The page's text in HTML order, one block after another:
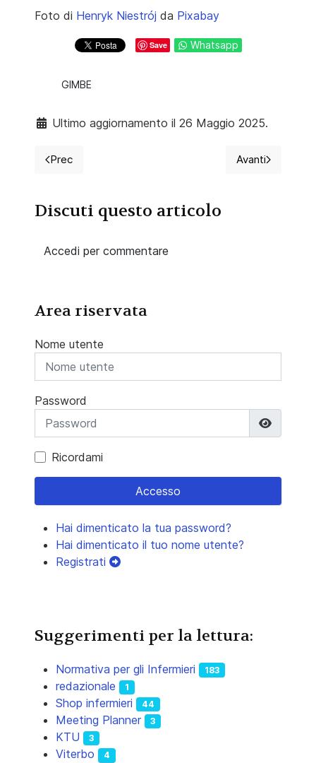
Foto di Henryk Niestrój da Pixabay
Save Whatsapp
GIMBE
Ultimo aggiornamento il 26 Maggio 2025.
Articolo precedente: FNOPI, Infermieri, codice
Prec Articolo
Avanti
Discuti questo articolo
Accedi per commentare
Area riservata
Nome utente
Password
Ricordami
Accesso
Hai dimenticato la tua password?
Hai dimenticato il tuo nome utente?
Registrati
Suggerimenti per la lettura:
Normativa per gli Infermieri 183
redazionale 1
Shop infermieri 44
Meeting Planner 3
KTU 3
Viterbo 4